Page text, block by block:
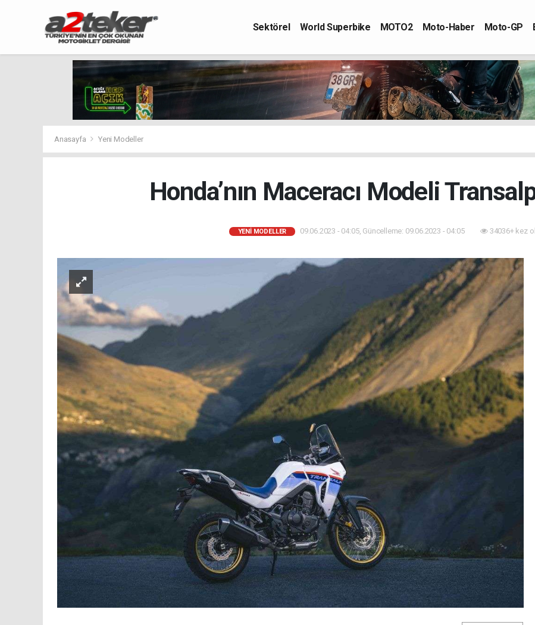
Sektörel World Superbike MOTO2 Moto-Haber Moto-GP
Anasayfa Yeni Modeller
Honda’nın Maceracı Modeli
YENI MODELLER 09.06.2023 - 04:05, Güncelleme: 09.06.2023 - 04:05 34036+ kez